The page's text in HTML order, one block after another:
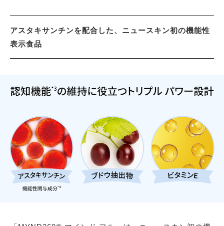
アスタキサンチンを配合した、ニュースキン初の機能性
表示食品